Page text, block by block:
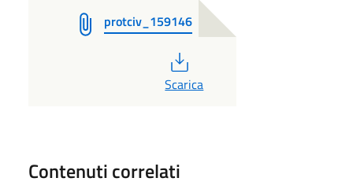
protciv_159146
PDF
Scarica
Contenuti correlati